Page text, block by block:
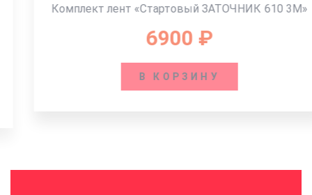
Комплект лент «Стартовый ЗАТОЧНИК 610 3М»
6900₽
В КОРЗИНУ